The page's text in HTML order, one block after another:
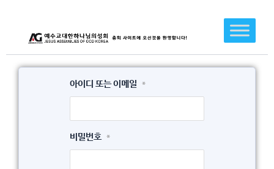
로
아이디 또는 이메일 *
비밀번호 *